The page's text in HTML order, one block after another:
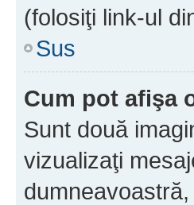
(folosiţi link-ul
Sus
Cum pot afişa
Sunt două
vizualizaţi